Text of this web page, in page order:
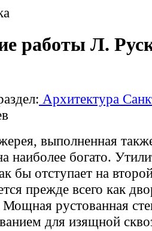
работы Л.
Архитектура
выполненная
наиболее богато.
бы отступает на
прежде всего как
рустованная
для изящной